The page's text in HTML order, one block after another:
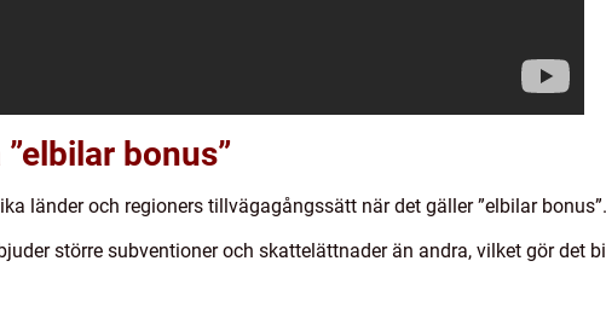
bonus”
länder och regioners tillvägagångssätt när det gäller ”elbilar bonus”.
större subventioner och skattelättnader än andra, vilket gör det